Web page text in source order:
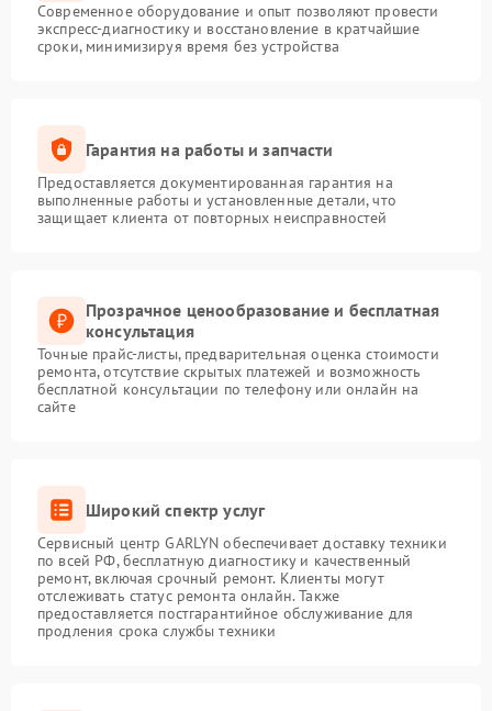
Современное оборудование и опыт позволяют провести
экспресс-диагностику и восстановление в кратчайшие
сроки, минимизируя время без устройства
Гарантия на работы и запчасти
Предоставляется документированная гарантия на
выполненные работы и установленные детали, что
защищает клиента от повторных неисправностей
Прозрачное ценообразование и бесплатная
консультация
Точные прайс-листы, предварительная оценка стоимости
ремонта, отсутствие скрытых платежей и возможность
бесплатной консультации по телефону или онлайн на
сайте
Широкий спектр услуг
Сервисный центр GARLYN обеспечивает доставку техники
по всей РФ, бесплатную диагностику и качественный
ремонт, включая срочный ремонт. Клиенты могут
отслеживать статус ремонта онлайн. Также
предоставляется постгарантийное обслуживание для
продления срока службы техники